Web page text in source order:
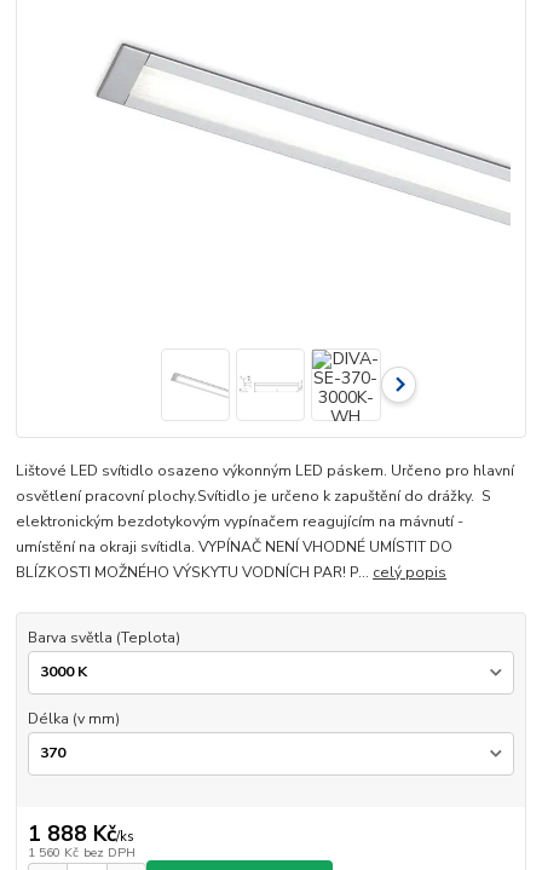
Lištové LED svítidlo osazeno výkonným LED páskem. Určeno pro hlavní
osvětlení pracovní plochy.Svítidlo je určeno k zapuštění do drážky. S
elektronickým bezdotykovým vypínačem reagujícím na mávnutí -
umístění na okraji svítidla. VYPÍNAČ NENÍ VHODNÉ UMÍSTIT DO
BLÍZKOSTI MOŽNÉHO VÝSKYTU VODNÍCH PAR! P... celý popis
Barva světla (Teplota)
Délka (v mm)
1 888 Kč/ks
1 560 Kč bez DPH